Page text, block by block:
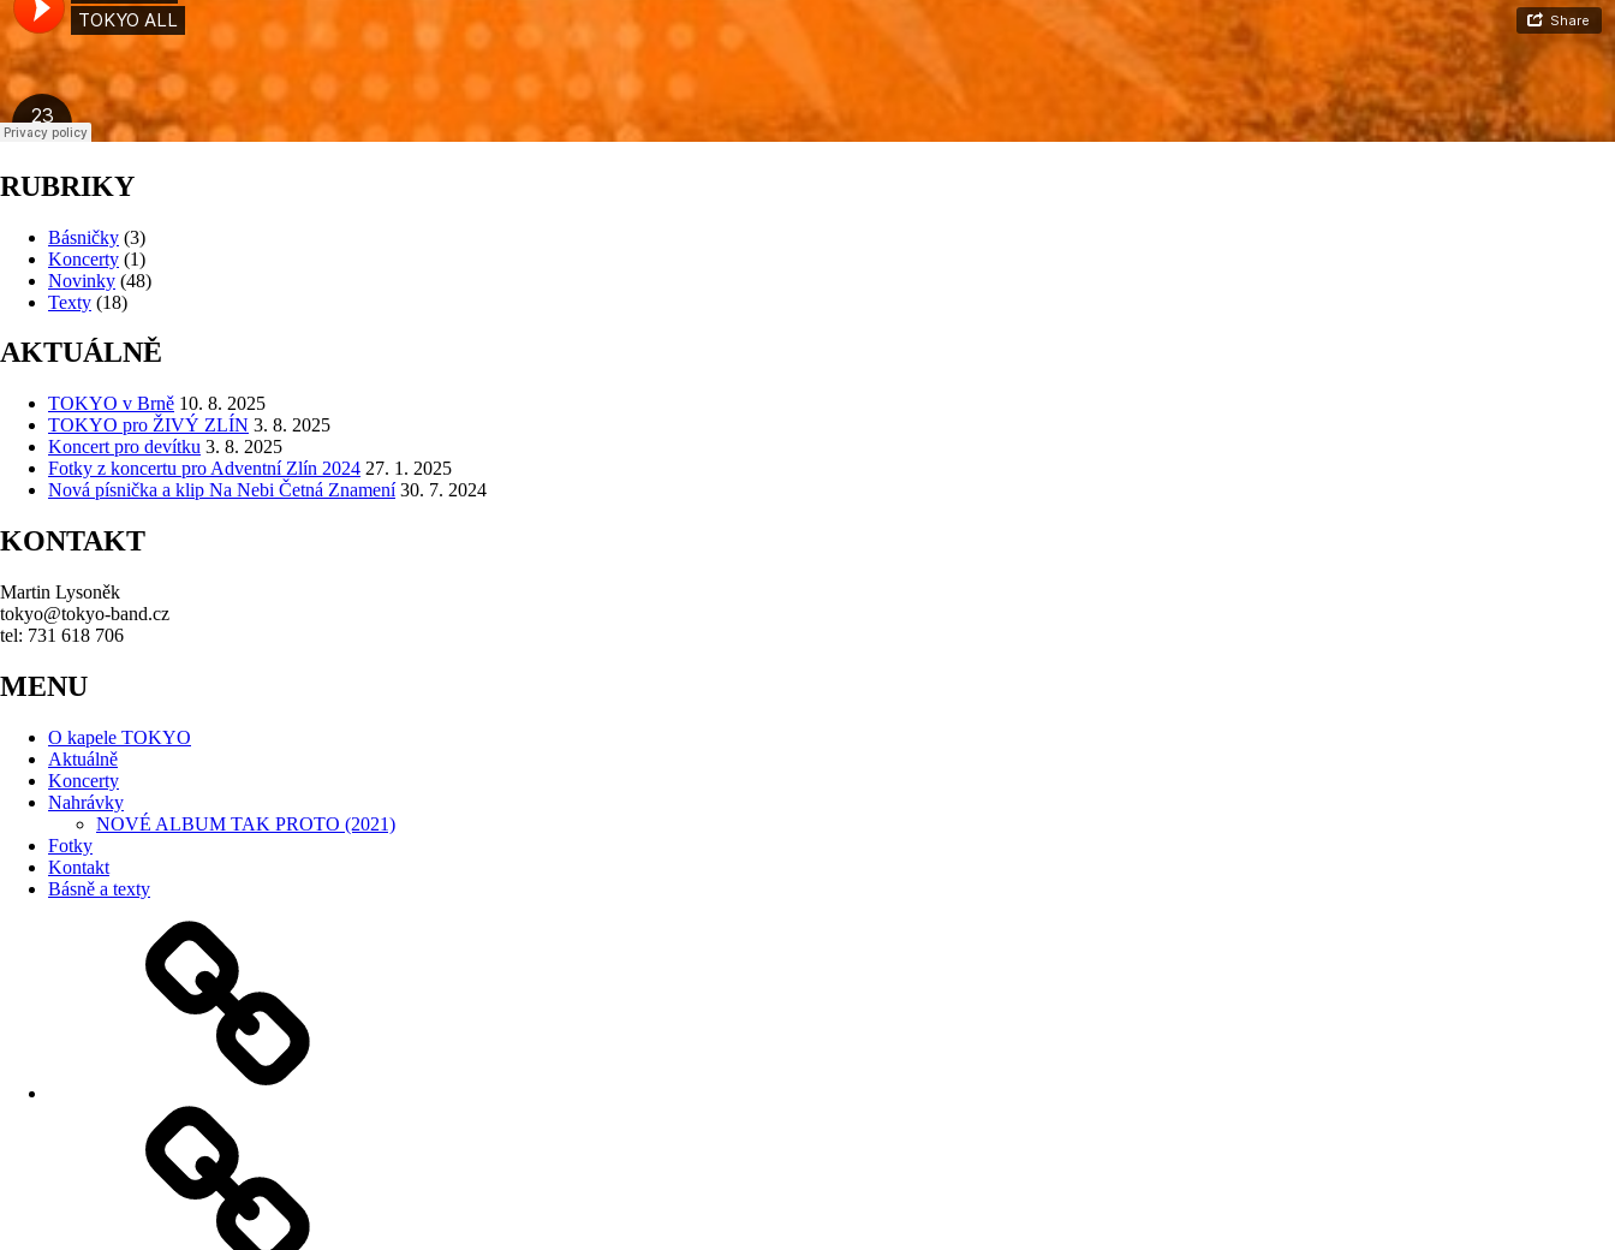
RUBRIKY
Básničky (3)
Koncerty (1)
Novinky (48)
Texty (18)
AKTUÁLNĚ
TOKYO v Brně 10. 8. 2025
TOKYO pro ŽIVÝ ZLÍN 3. 8. 2025
Koncert pro devítku 3. 8. 2025
Fotky z koncertu pro Adventní Zlín 2024 27. 1. 2025
Nová písnička a klip Na Nebi Četná Znamení 30. 7. 2024
KONTAKT
Martin Lysoněk
tokyo@tokyo-band.cz
tel: 731 618 706
MENU
O kapele TOKYO
Aktuálně
Koncerty
Nahrávky
NOVÉ ALBUM TAK PROTO (2021)
Fotky
Kontakt
Básně a texty